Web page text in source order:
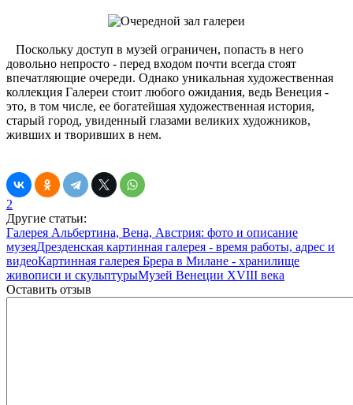
Поскольку доступ в музей ограничен, попасть в него
довольно непросто - перед входом почти всегда стоят
впечатляющие очереди. Однако уникальная художественная
коллекция Галереи стоит любого ожидания, ведь Венеция -
это, в том числе, ее богатейшая художественная история,
старый город, увиденный глазами великих художников,
живших и творивших в нем.
2
Другие статьи:
Галерея Альбертина, Вена, Австрия: фото и описание
музеяДрезденская картинная галерея - время работы, адрес и
видеоКартинная галерея Брера в Милане - хранилище
живописи и скульптурыМузей Венеции XVIII века
Оставить отзыв